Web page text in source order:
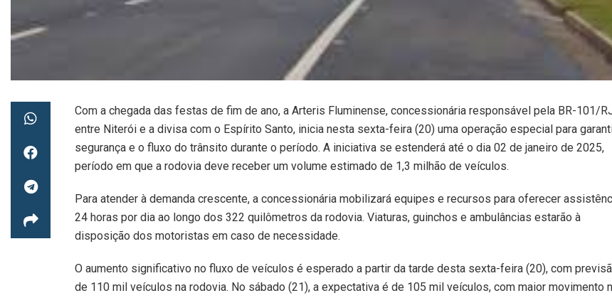
Com a chegada das festas de fim de ano, a Arteris Fluminense, concessionária responsável pela BR-101/
entre Niterói e a divisa com o Espírito Santo, inicia nesta sexta-feira (20) uma operação especial para
segurança e o fluxo do trânsito durante o período. A iniciativa se estenderá até o dia 02 de janeiro de 2025,
período em que a rodovia deve receber um volume estimado de 1,3 milhão de veículos.
Para atender à demanda crescente, a concessionária mobilizará equipes e recursos para oferecer
24 horas por dia ao longo dos 322 quilômetros da rodovia. Viaturas, guinchos e ambulâncias estarão à
disposição dos motoristas em caso de necessidade.
O aumento significativo no fluxo de veículos é esperado a partir da tarde desta sexta-feira (20), com
de 110 mil veículos na rodovia. No sábado (21), a expectativa é de 105 mil veículos, com maior movimento